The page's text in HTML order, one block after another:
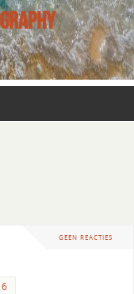
GEEN REACTIES